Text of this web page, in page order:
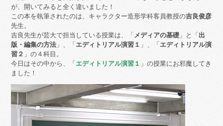
が、開いてみると全く違いました！
この本を執筆されたのは、キャラクター造形学科客員教授の吉良俊彦
先生。
吉良先生が芸大で担当している授業は、「メディアの基礎 」と「出
版・編集の方法 」、「エディトリアル演習１ 」、「エディトリアル演
習２ 」の４科目。
今日はその中から、「エディトリアル演習１ 」の授業にお邪魔してき
ました！